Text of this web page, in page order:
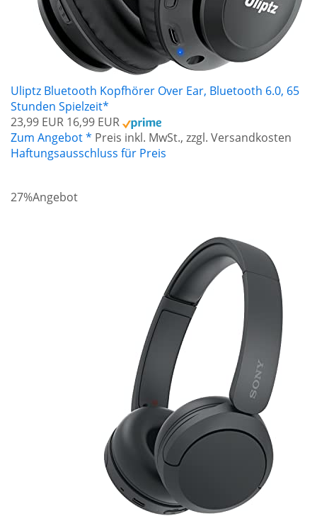
Uliptz Bluetooth Kopfhörer Over Ear, Bluetooth 6.0, 65
Stunden Spielzeit*
23,99 EUR 16,99 EUR
Zum Angebot * Preis inkl. MwSt., zzgl. Versandkosten
Haftungsausschluss für Preis
27%Angebot